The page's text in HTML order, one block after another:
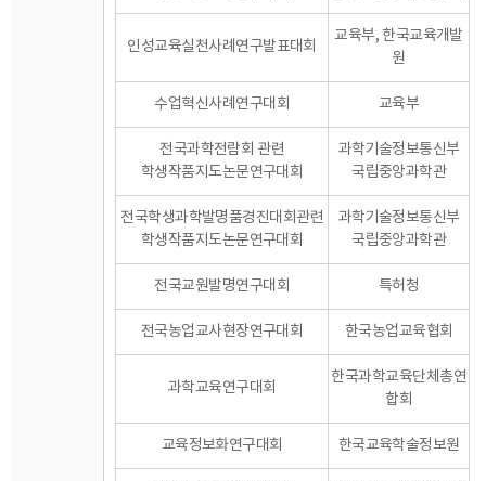
인성교육실천사례연구발표대회
교육부, 한국교육개발
원
수업혁신사례연구대회 교육부
전국과학전람회 관련
학생작품지도논문연구대회
과학기술정보통신부
국립중앙과학관
전국학생과학발명품경진대회관련
학생작품지도논문연구대회
과학기술정보통신부
국립중앙과학관
전국교원발명연구대회 특허청
전국농업교사현장연구대회 한국농업교육협회
과학교육연구대회
한국과학교육단체총연
합회
교육정보화연구대회 한국교육학술정보원